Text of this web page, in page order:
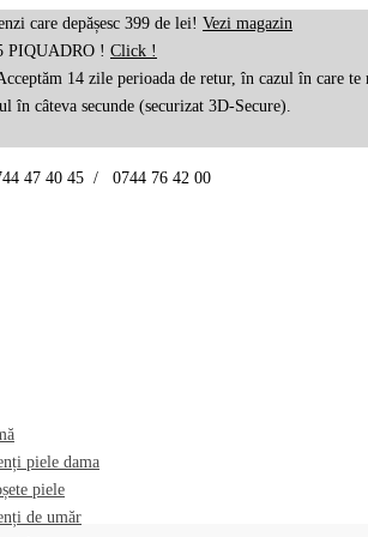
care depășesc 399 de lei! Vezi magazin
PIQUADRO ! Click !
14 zile perioada de retur, în cazul în care te
în câteva secunde (securizat 3D-Secure).
47 40 45 / 0744 76 42 00
piele dama
piele
de umăr